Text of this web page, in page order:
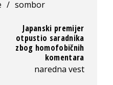
/ sombor
Japanski premijer
otpustio saradnika
zbog homofobičnih
komentara
naredna vest